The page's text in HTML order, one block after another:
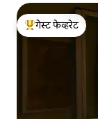
टॉप गेस्ट फेव्हरेट
गेस्ट फेव्हरेट